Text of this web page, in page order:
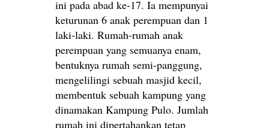
ini pada abad ke-17. Ia mempunyai
keturunan 6 anak perempuan dan 1
laki-laki. Rumah-rumah anak
perempuan yang semuanya enam,
bentuknya rumah semi-panggung,
mengelilingi sebuah masjid kecil,
membentuk sebuah kampung yang
dinamakan Kampung Pulo. Jumlah
rumah ini dipertahankan tetap